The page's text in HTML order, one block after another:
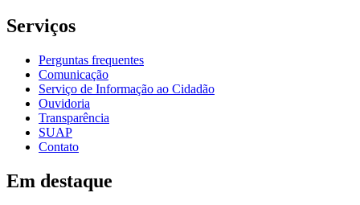
Serviços
Perguntas frequentes
Comunicação
Serviço de Informação ao Cidadão
Ouvidoria
Transparência
SUAP
Contato
Em destaque